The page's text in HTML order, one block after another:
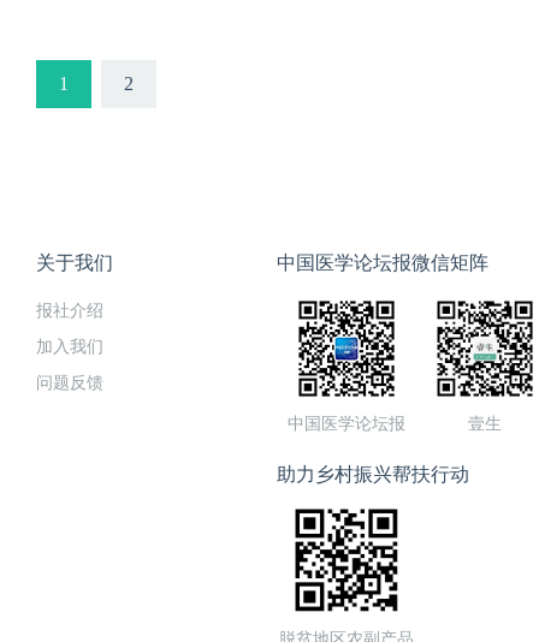
1 2
关于我们
报社介绍
加入我们
问题反馈
中国医学论坛报微信矩阵
中国医学论坛报 壹生
助力乡村振兴帮扶行动